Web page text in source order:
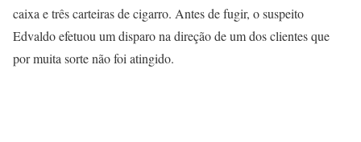
caixa e três carteiras de cigarro. Antes de fugir, o suspeito
Edvaldo efetuou um disparo na direção de um dos clientes que
por muita sorte não foi atingido.